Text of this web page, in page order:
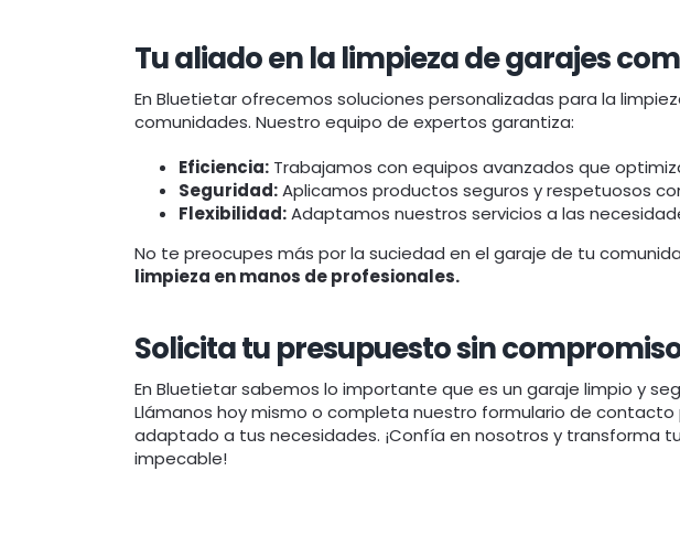
Tu aliado en la limpieza de garajes
En Bluetietar ofrecemos soluciones personalizadas para la
comunidades. Nuestro equipo de expertos garantiza:
Eficiencia: Trabajamos con equipos avanzados que
Seguridad:Aplicamos productos seguros y respetuosos
Flexibilidad:Adaptamos nuestros servicios a las
No te preocupes más por la suciedad en el garaje de tu
limpieza en manos de profesionales.
Solicita tu presupuesto sin
En Bluetietar sabemos lo importante que es un garaje limpio y
Llámanos hoy mismo o completa nuestro formulario de contacto
adaptado a tus necesidades. ¡Confía en nosotros y transforma
impecable!